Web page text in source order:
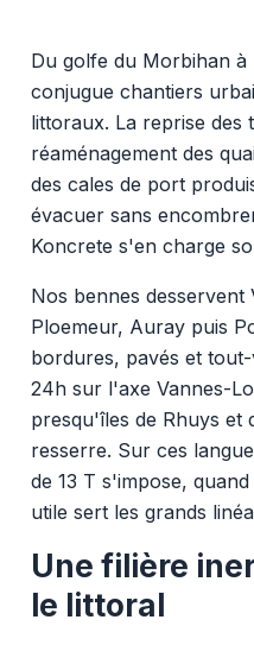
Du golfe du Morbihan à
conjugue chantiers
littoraux. La reprise des
réaménagement des
des cales de port
évacuer sans
Koncrete s'en charge
Nos bennes desservent
Ploemeur, Auray puis
bordures, pavés et
24h sur l'axe Vannes-
presqu'îles de Rhuys et
resserre. Sur ces
de 13 T s'impose,
utile sert les grands
Une filière
le littoral